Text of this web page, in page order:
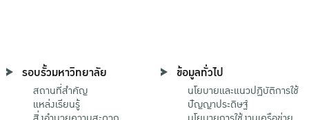
รอบรั้วมหาวิทยาลัย
สถานที่สำคัญ
แหล่งเรียนรู้
ข้อมูลทั่วไป
นโยบายและแนวปฏิบัติการใช้
ปัญญาประดิษฐ์